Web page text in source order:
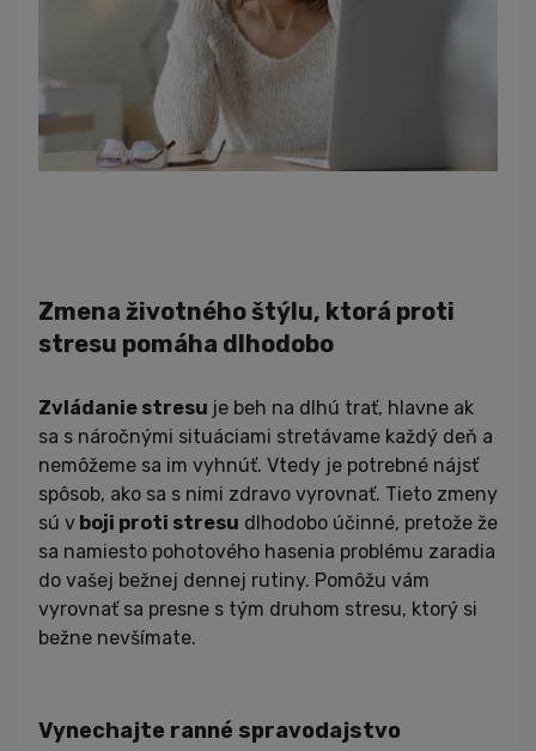
Zmena životného štýlu, ktorá proti
stresu pomáha dlhodobo
Zvládanie stresu je beh na dlhú trať, hlavne ak
sa s náročnými situáciami stretávame každý deň a
nemôžeme sa im vyhnúť. Vtedy je potrebné nájsť
spôsob, ako sa s nimi zdravo vyrovnať. Tieto zmeny
sú v boji proti stresu dlhodobo účinné, pretože že
sa namiesto pohotového hasenia problému zaradia
do vašej bežnej dennej rutiny. Pomôžu vám
vyrovnať sa presne s tým druhom stresu, ktorý si
bežne nevšímate.
Vynechajte ranné spravodajstvo